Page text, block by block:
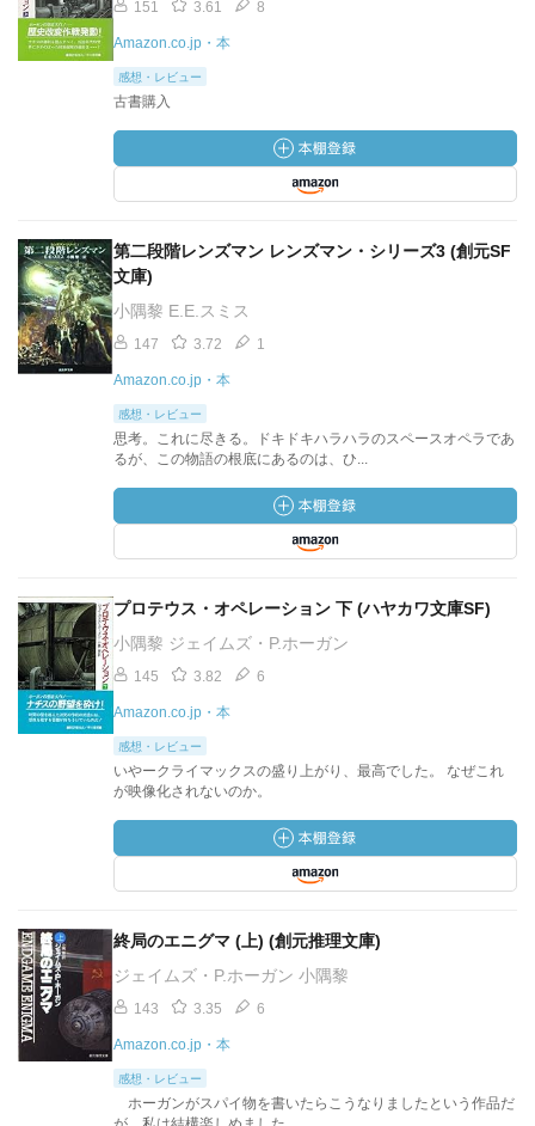
151 3.61 8
Amazon.co.jp・本
感想・レビュー
古書購入
第二段階レンズマン レンズマン・シリーズ3 (創元SF
文庫)
小隅黎 E.E.スミス
147 3.72 1
Amazon.co.jp・本
感想・レビュー
思考。これに尽きる。ドキドキハラハラのスペースオペラであ
るが、この物語の根底にあるのは、ひ...
プロテウス・オペレーション 下 (ハヤカワ文庫SF)
小隅黎 ジェイムズ・P.ホーガン
145 3.82 6
Amazon.co.jp・本
感想・レビュー
いやークライマックスの盛り上がり、最高でした。 なぜこれ
が映像化されないのか。
終局のエニグマ (上) (創元推理文庫)
ジェイムズ・P.ホーガン 小隅黎
143 3.35 6
Amazon.co.jp・本
感想・レビュー
ホーガンがスパイ物を書いたらこうなりましたという作品だ